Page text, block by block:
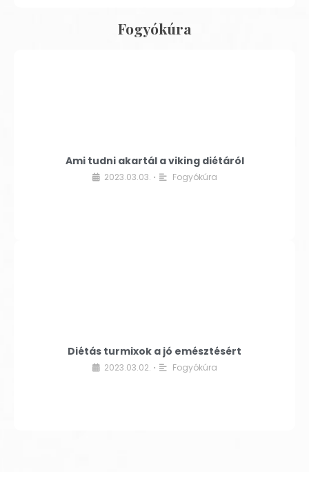
Fogyókúra
Ami tudni akartál a viking diétáról
2023.03.03. • Fogyókúra
Diétás turmixok a jó emésztésért
2023.03.02. • Fogyókúra